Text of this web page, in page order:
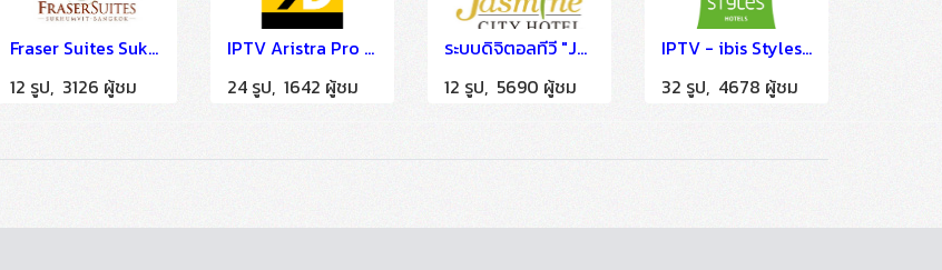
Fraser Suites Sukhumvit
12 รูป, 3126 ผู้ชม
IPTV Aristra Pro - 9D City & Express Hotel Udon Thani
24 รูป, 1642 ผู้ชม
ระบบดิจิตอลทีวี "Jasmine City Hotel Bangkok" ติดตั้งโดย HSTN
12 รูป, 5690 ผู้ชม
IPTV - ibis Styles Bangkok Ratchada
32 รูป, 4678 ผู้ชม